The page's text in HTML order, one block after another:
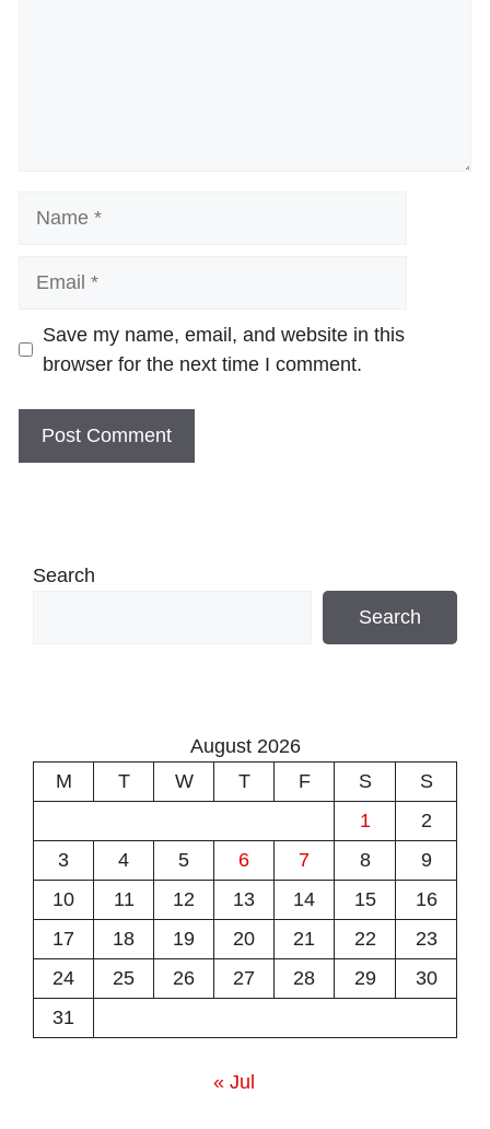
Website
Save my name, email, and website in this
browser for the next time I comment.
Search
Search
August 2026
M
T W T F S
S
1
2
3
4 5 6 7 8
9
10
11 12 13 14 15
16
17
18 19 20 21 22
23
24
25 26 27 28 29
30
31
« Jul